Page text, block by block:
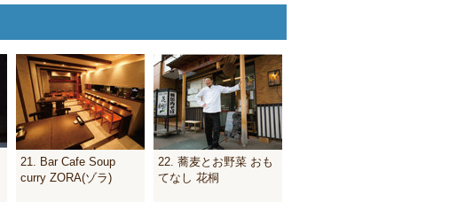
21. Bar Cafe Soup
curry ZORA(ゾラ)
22. 蕎麦とお野菜 おも
てなし 花桐